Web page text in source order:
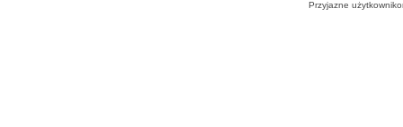
Przyjazne